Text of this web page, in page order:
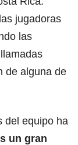
jugadoras
las
de alguna de
del equipo ha
un gran